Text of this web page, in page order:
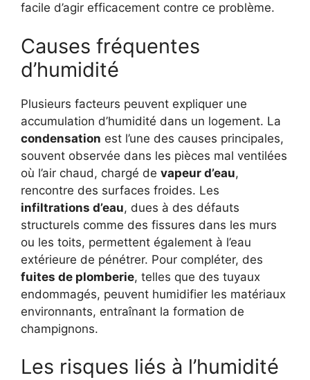
facile d’agir efficacement contre ce problème.
Causes fréquentes
d’humidité
Plusieurs facteurs peuvent expliquer une
accumulation d’humidité dans un logement. La
condensation est l’une des causes principales,
souvent observée dans les pièces mal ventilées
où l’air chaud, chargé de vapeur d’eau,
rencontre des surfaces froides. Les
infiltrations d’eau, dues à des défauts
structurels comme des fissures dans les murs
ou les toits, permettent également à l’eau
extérieure de pénétrer. Pour compléter, des
fuites de plomberie, telles que des tuyaux
endommagés, peuvent humidifier les matériaux
environnants, entraînant la formation de
champignons.
Les risques liés à l’humidité